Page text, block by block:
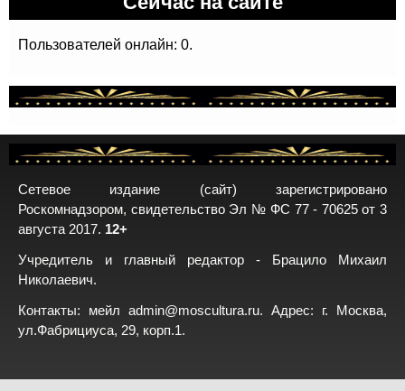
Пользователей онлайн: 0.
Сетевое издание (сайт) зарегистрировано
Роскомнадзором, свидетельство Эл № ФС 77 - 70625 от 3
августа 2017. 12+
Учредитель и главный редактор - Брацило Михаил
Николаевич.
Контакты: мейл admin@moscultura.ru. Адрес: г. Москва,
ул.Фабрициуса, 29, корп.1.